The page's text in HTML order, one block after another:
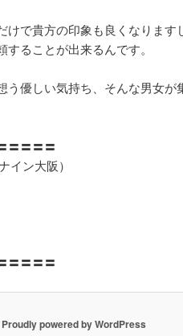
けで貴方の印象も良くなります
ることが出来るんです。
う優しい気持ち、そんな男女が
〓〓〓〓
ン大阪）
〓〓〓〓
Proudly powered by WordPress